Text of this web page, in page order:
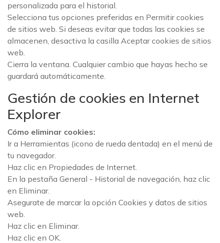
personalizada para el historial.
Selecciona tus opciones preferidas en Permitir cookies
de sitios web. Si deseas evitar que todas las cookies se
almacenen, desactiva la casilla Aceptar cookies de sitios
web.
Cierra la ventana. Cualquier cambio que hayas hecho se
guardará automáticamente.
Gestión de cookies en Internet
Explorer
Cómo eliminar cookies:
Ir a Herramientas (icono de rueda dentada) en el menú de
tu navegador.
Haz clic en Propiedades de Internet.
En la pestaña General - Historial de navegación, haz clic
en Eliminar.
Asegurate de marcar la opción Cookies y datos de sitios
web.
Haz clic en Eliminar.
Haz clic en OK.